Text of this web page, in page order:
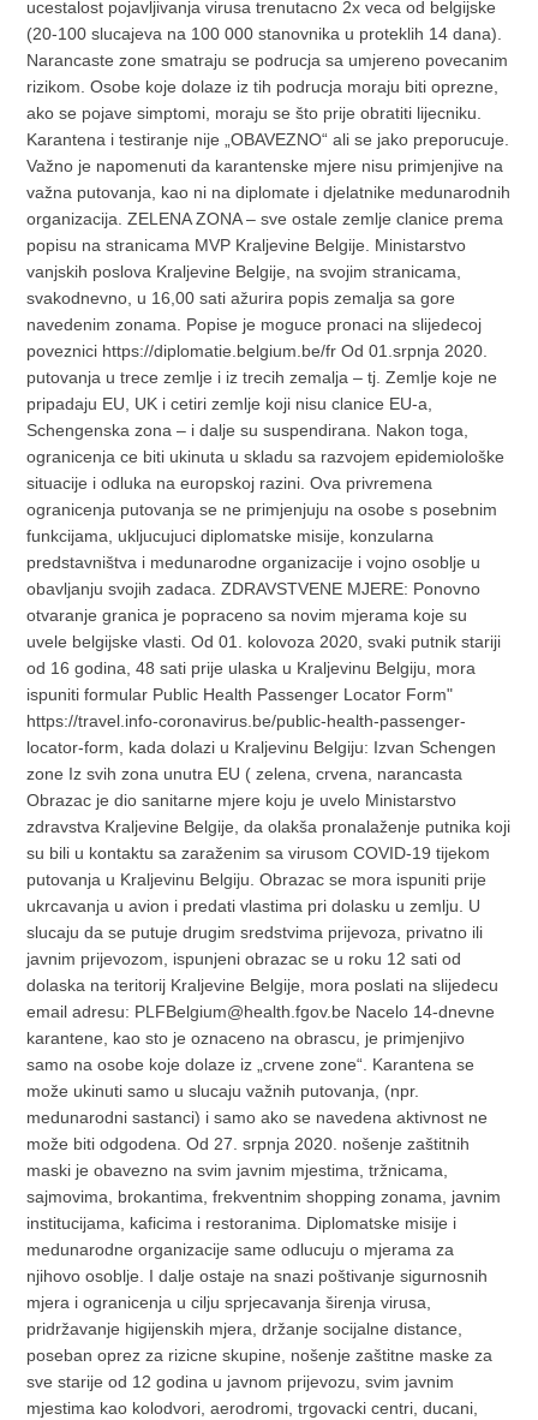
ucestalost pojavljivanja virusa trenutacno 2x veca od belgijske
(20-100 slucajeva na 100 000 stanovnika u proteklih 14 dana).
Narancaste zone smatraju se podrucja sa umjereno povecanim
rizikom. Osobe koje dolaze iz tih podrucja moraju biti oprezne,
ako se pojave simptomi, moraju se što prije obratiti lijecniku.
Karantena i testiranje nije „OBAVEZNO“ ali se jako preporucuje.
Važno je napomenuti da karantenske mjere nisu primjenjive na
važna putovanja, kao ni na diplomate i djelatnike medunarodnih
organizacija. ZELENA ZONA – sve ostale zemlje clanice prema
popisu na stranicama MVP Kraljevine Belgije. Ministarstvo
vanjskih poslova Kraljevine Belgije, na svojim stranicama,
svakodnevno, u 16,00 sati ažurira popis zemalja sa gore
navedenim zonama. Popise je moguce pronaci na slijedecoj
poveznici https://diplomatie.belgium.be/fr Od 01.srpnja 2020.
putovanja u trece zemlje i iz trecih zemalja – tj. Zemlje koje ne
pripadaju EU, UK i cetiri zemlje koji nisu clanice EU-a,
Schengenska zona – i dalje su suspendirana. Nakon toga,
ogranicenja ce biti ukinuta u skladu sa razvojem epidemiološke
situacije i odluka na europskoj razini. Ova privremena
ogranicenja putovanja se ne primjenjuju na osobe s posebnim
funkcijama, ukljucujuci diplomatske misije, konzularna
predstavništva i medunarodne organizacije i vojno osoblje u
obavljanju svojih zadaca. ZDRAVSTVENE MJERE: Ponovno
otvaranje granica je popraceno sa novim mjerama koje su
uvele belgijske vlasti. Od 01. kolovoza 2020, svaki putnik stariji
od 16 godina, 48 sati prije ulaska u Kraljevinu Belgiju, mora
ispuniti formular Public Health Passenger Locator Form"
https://travel.info-coronavirus.be/public-health-passenger-
locator-form, kada dolazi u Kraljevinu Belgiju: Izvan Schengen
zone Iz svih zona unutra EU ( zelena, crvena, narancasta
Obrazac je dio sanitarne mjere koju je uvelo Ministarstvo
zdravstva Kraljevine Belgije, da olakša pronalaženje putnika koji
su bili u kontaktu sa zaraženim sa virusom COVID-19 tijekom
putovanja u Kraljevinu Belgiju. Obrazac se mora ispuniti prije
ukrcavanja u avion i predati vlastima pri dolasku u zemlju. U
slucaju da se putuje drugim sredstvima prijevoza, privatno ili
javnim prijevozom, ispunjeni obrazac se u roku 12 sati od
dolaska na teritorij Kraljevine Belgije, mora poslati na slijedecu
email adresu: PLFBelgium@health.fgov.be Nacelo 14-dnevne
karantene, kao sto je oznaceno na obrascu, je primjenjivo
samo na osobe koje dolaze iz „crvene zone“. Karantena se
može ukinuti samo u slucaju važnih putovanja, (npr.
medunarodni sastanci) i samo ako se navedena aktivnost ne
može biti odgodena. Od 27. srpnja 2020. nošenje zaštitnih
maski je obavezno na svim javnim mjestima, tržnicama,
sajmovima, brokantima, frekventnim shopping zonama, javnim
institucijama, kaficima i restoranima. Diplomatske misije i
medunarodne organizacije same odlucuju o mjerama za
njihovo osoblje. I dalje ostaje na snazi poštivanje sigurnosnih
mjera i ogranicenja u cilju sprjecavanja širenja virusa,
pridržavanje higijenskih mjera, držanje socijalne distance,
poseban oprez za rizicne skupine, nošenje zaštitne maske za
sve starije od 12 godina u javnom prijevozu, svim javnim
mjestima kao kolodvori, aerodromi, trgovacki centri, ducani,